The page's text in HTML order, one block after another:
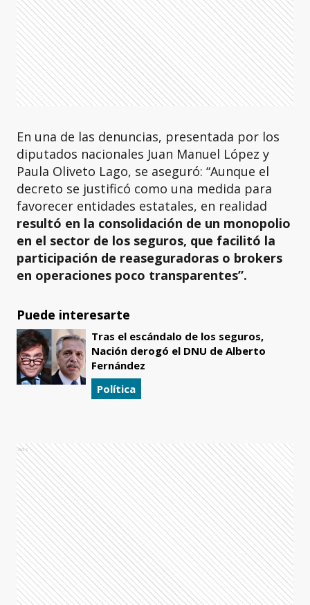
En una de las denuncias, presentada por los
diputados nacionales Juan Manuel López y
Paula Oliveto Lago, se aseguró: “Aunque el
decreto se justificó como una medida para
favorecer entidades estatales, en realidad
resultó en la consolidación de un monopolio
en el sector de los seguros, que facilitó la
participación de reaseguradoras o brokers
en operaciones poco transparentes”.
Puede interesarte
Tras el escándalo de los seguros,
Nación derogó el DNU de Alberto
Fernández
Política
Ads